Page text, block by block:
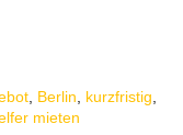
Berlin kurzfristig
mieten